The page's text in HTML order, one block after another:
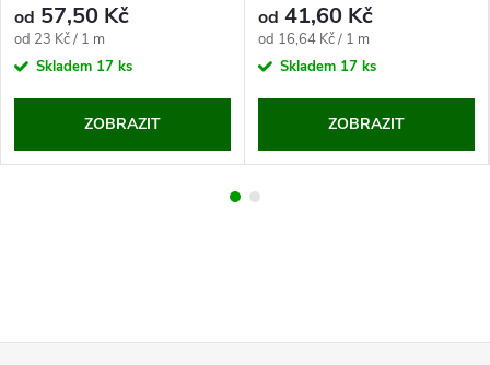
od 57,50 Kč
Měrná
cena:
od 23 Kč / 1 m
Skladem 17 ks
ZOBRAZIT
od 41,60 Kč
Měrná
cena:
od 16,64 Kč / 1 m
Skladem 17 ks
ZOBRAZIT